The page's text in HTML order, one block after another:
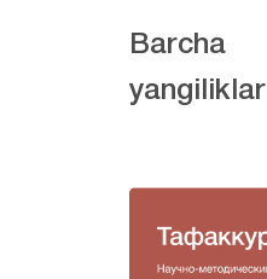
Barcha
yangiliklar